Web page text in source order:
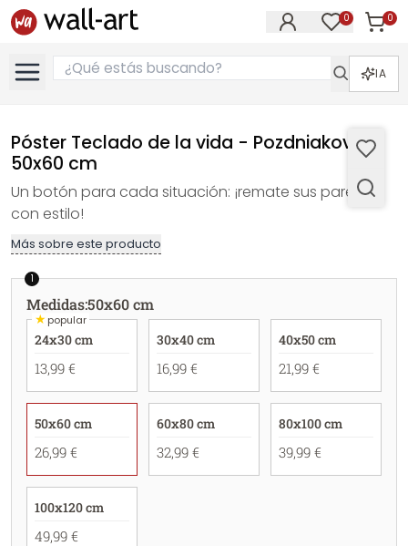
0 0
IA
Póster Teclado de la vida - Pozdniakov -
50x60 cm
Un botón para cada situación: ¡remate sus paredes
con estilo!
Más sobre este producto
1
Medidas:50x60 cm
★popular
24x30 cm
13,99 €
30x40 cm
16,99 €
40x50 cm
21,99 €
50x60 cm
26,99 €
60x80 cm
32,99 €
80x100 cm
39,99 €
100x120 cm
49,99 €